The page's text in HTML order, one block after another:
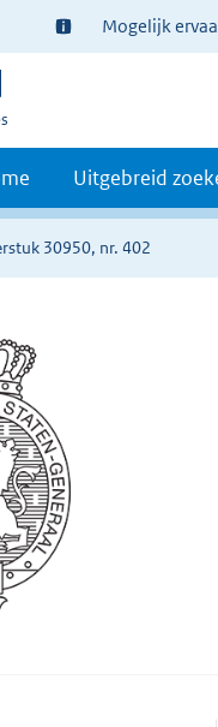
Ter
informatie:
Mogelijk
Uitgebreid
30950, nr. 402